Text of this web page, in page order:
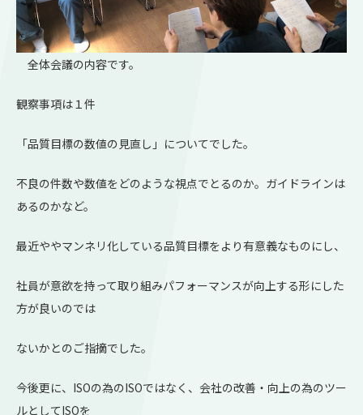
全体会議の内容です。
観察事項は１件
「品質目標の数値の見直し」についてでした。
不良の件数や数値をどのような視点でとるのか。ガイドラインは
あるのかなど。
最近ややマンネリ化している品質目標をより有意義なものにし、
社員が意欲を持って取り組みパフォーマンスが向上する形にした
方が良いのでは
ないかとのご指摘でした。
今後更に、ISOの為のISOではなく、会社の改善・向上の為のツー
ルとしてISOを